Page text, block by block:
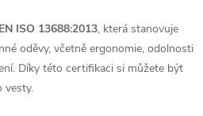
EN ISO 13688:2013, která stanovuje
oděvy, včetně ergonomie, odolnosti
Díky této certifikaci si můžete být
vesty.